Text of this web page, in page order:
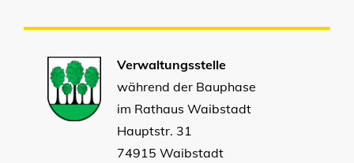
Verwaltungsstelle
während der Bauphase
im Rathaus Waibstadt
Hauptstr. 31
74915 Waibstadt